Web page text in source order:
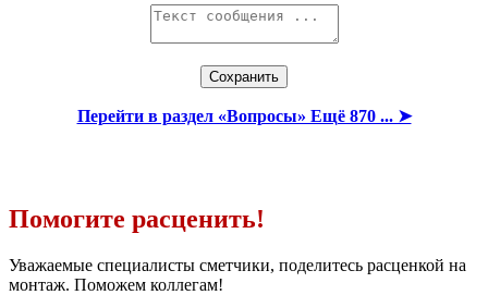
Перейти в раздел «Вопросы» Ещё 870 ... ➤
Помогите расценить!
Уважаемые специалисты сметчики, поделитесь расценкой на
монтаж. Поможем коллегам!